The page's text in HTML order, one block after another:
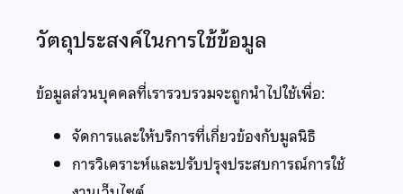
วัตถุประสงค์ในการใช้ข้อมูล
ข้อมูลส่วนบุคคลที่เรารวบรวมจะถูกนำไปใช้เพื่อ:
จัดการและให้บริการที่เกี่ยวข้องกับมูลนิธิ
การวิเคราะห์และปรับปรุงประสบการณ์การใช้